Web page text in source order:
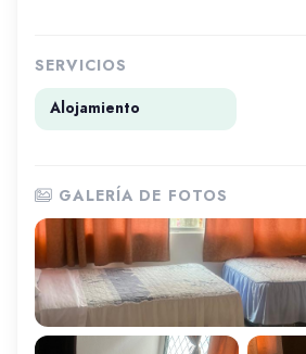
SERVICIOS
Alojamiento
GALERÍA DE FOTOS